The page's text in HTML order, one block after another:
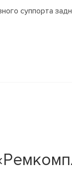
суппорта